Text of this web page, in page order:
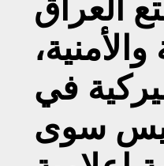
العراق
في
ليس سوى